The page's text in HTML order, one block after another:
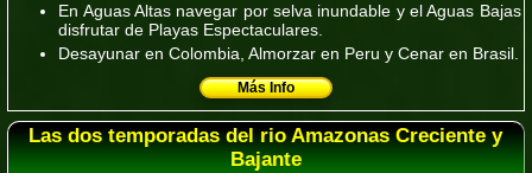
En Aguas Altas navegar por selva inundable y el Aguas Bajas
disfrutar de Playas Espectaculares.
Desayunar enColombia, Almorzar en Peru y Cenar en Brasil.
Más Info
Las dos temporadas del rio Amazonas Creciente y
Bajante